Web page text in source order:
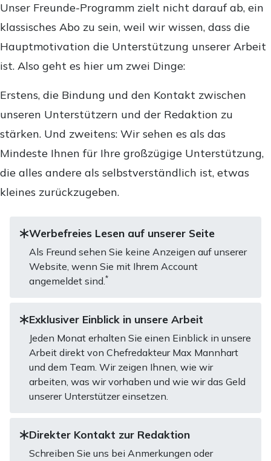
Unser Freunde-Programm zielt nicht darauf ab, ein
klassisches Abo zu sein, weil wir wissen, dass die
Hauptmotivation die Unterstützung unserer Arbeit
ist. Also geht es hier um zwei Dinge:
Erstens, die Bindung und den Kontakt zwischen
unseren Unterstützern und der Redaktion zu
stärken. Und zweitens: Wir sehen es als das
Mindeste Ihnen für Ihre großzügige Unterstützung,
die alles andere als selbstverständlich ist, etwas
kleines zurückzugeben.
Werbefreies Lesen auf unserer Seite
Als Freund sehen Sie keine Anzeigen auf unserer
Website, wenn Sie mit Ihrem Account
angemeldet sind.*
Exklusiver Einblick in unsere Arbeit
Jeden Monat erhalten Sie einen Einblick in unsere
Arbeit direkt von Chefredakteur Max Mannhart
und dem Team. Wir zeigen Ihnen, wie wir
arbeiten, was wir vorhaben und wie wir das Geld
unserer Unterstützer einsetzen.
Direkter Kontakt zur Redaktion
Schreiben Sie uns bei Anmerkungen oder